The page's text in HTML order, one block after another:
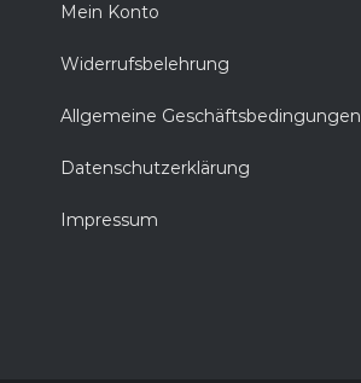
Mein Konto
Widerrufsbelehrung
Allgemeine Geschäftsbedingungen
Datenschutzerklärung
Impressum